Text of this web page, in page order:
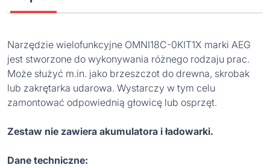
Narzędzie wielofunkcyjne OMNI18C-0KIT1X marki AEG
jest stworzone do wykonywania różnego rodzaju prac.
Może służyć m.in. jako brzeszczot do drewna, skrobak
lub zakrętarka udarowa. Wystarczy w tym celu
zamontować odpowiednią głowicę lub osprzęt.
Zestaw nie zawiera akumulatora i ładowarki.
Dane techniczne: